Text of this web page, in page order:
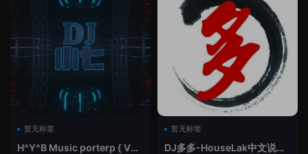
暂无标签
H^Y^B Music porterp { V总
暂无标签
DJ多多-HouseLak中文说唱